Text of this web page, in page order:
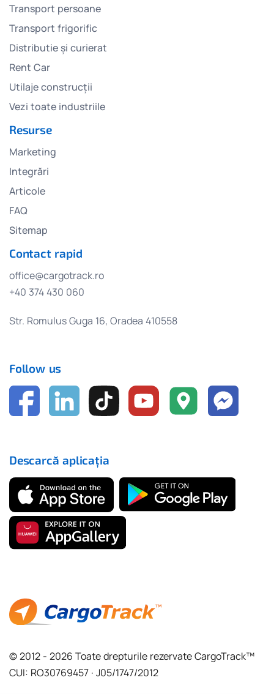
Transport persoane
Transport frigorific
Distributie și curierat
Rent Car
Utilaje construcții
Vezi toate industriile
Resurse
Marketing
Integrări
Articole
FAQ
Sitemap
Contact rapid
office@cargotrack.ro
+40 374 430 060
Str. Romulus Guga 16, Oradea 410558
© 2012 - 2026 Toate drepturile rezervate CargoTrack™
CUI: RO30769457 · J05/1747/2012
Follow us
Descarcă aplicația